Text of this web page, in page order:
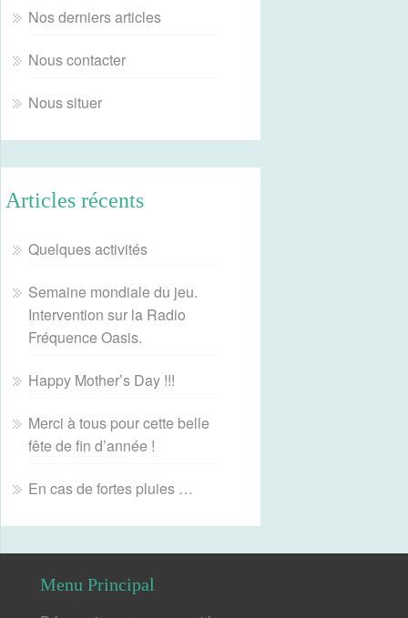
Nos derniers articles
Nous contacter
Nous situer
Articles récents
Quelques activités
Semaine mondiale du jeu.
Intervention sur la Radio
Fréquence Oasis.
Happy Mother’s Day !!!
Merci à tous pour cette belle
fête de fin d’année !
En cas de fortes pluies …
Menu Principal